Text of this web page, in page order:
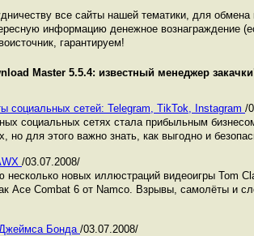
все сайты нашей тематики, для
информацию денежное вознаграждение
гарантируем!
Master 5.5.4: известный менеджер закачки
социальных сетей: Telegram, TikTok, Instagram /
социальных сетях стала прибыльным
но для этого важно знать, как выгодно и
/03.07.2008/
новых иллюстраций видеоигры Tom
Ace Combat 6 от Namco. Взрывы, самолёты и
Бонда/03.07.2008/